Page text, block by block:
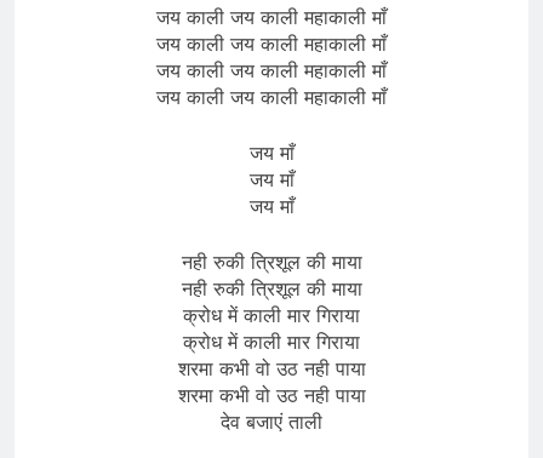
जय काली जय काली महाकाली माँ
जय काली जय काली महाकाली माँ
जय काली जय काली महाकाली माँ
जय काली जय काली महाकाली माँ
जय माँ
जय माँ
जय माँ
नही रुकी त्रिशूल की माया
नही रुकी त्रिशूल की माया
क्रोध में काली मार गिराया
क्रोध में काली मार गिराया
शरमा कभी वो उठ नही पाया
शरमा कभी वो उठ नही पाया
देव बजाएं ताली